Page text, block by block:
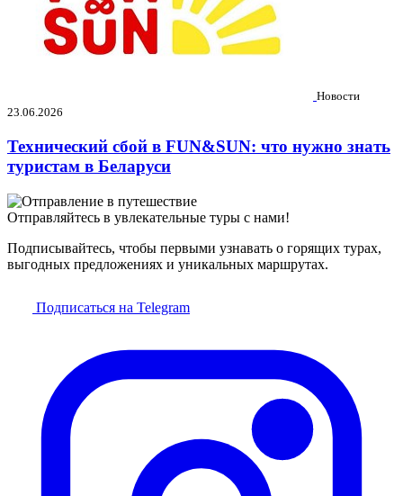
Новости
23.06.2026
Технический сбой в FUN&SUN: что нужно знать
туристам в Беларуси
Отправляйтесь в увлекательные туры с нами!
Подписывайтесь, чтобы первыми узнавать о горящих турах,
выгодных предложениях и уникальных маршрутах.
Подписаться на Telegram